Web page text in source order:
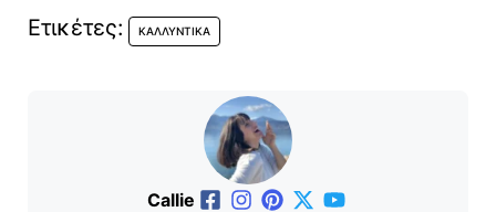
Ετικέτες: ΚΑΛΛΥΝΤΙΚΆ
Callie